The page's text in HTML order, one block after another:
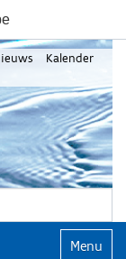
Kalender
Klap